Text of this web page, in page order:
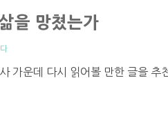
을 망쳤는가
가운데 다시 읽어볼 만한 글을